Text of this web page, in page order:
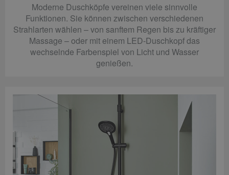
Moderne Duschköpfe vereinen viele sinnvolle
Funktionen. Sie können zwischen verschiedenen
Strahlarten wählen – von sanftem Regen bis zu kräftiger
Massage – oder mit einem LED-Duschkopf das
wechselnde Farbenspiel von Licht und Wasser
genießen.